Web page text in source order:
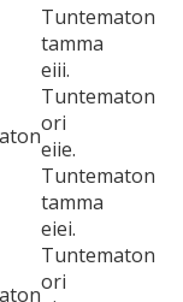
Tuntematon
tamma
eiii.
Tuntematon
ori
eiie.
Tuntematon
tamma
eiei.
Tuntematon
ori